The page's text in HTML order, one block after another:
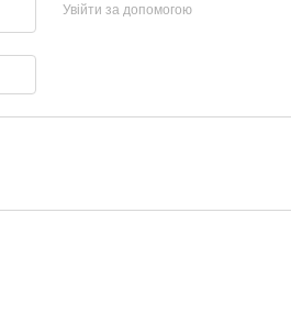
Увійти за допомогою